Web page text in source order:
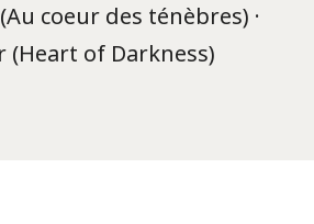
coeur des ténèbres) ·
(Heart of Darkness)